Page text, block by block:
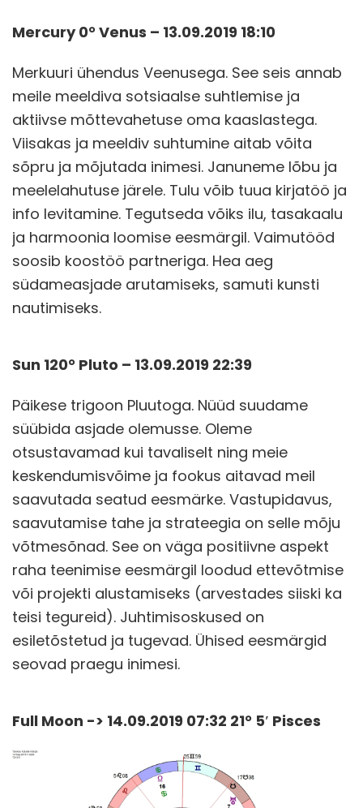
Mercury 0° Venus – 13.09.2019 18:10
Merkuuri ühendus Veenusega. See seis annab
meile meeldiva sotsiaalse suhtlemise ja
aktiivse mõttevahetuse oma kaaslastega.
Viisakas ja meeldiv suhtumine aitab võita
sõpru ja mõjutada inimesi. Januneme lõbu ja
meelelahutuse järele. Tulu võib tuua kirjatöö ja
info levitamine. Tegutseda võiks ilu, tasakaalu
ja harmoonia loomise eesmärgil. Vaimutööd
soosib koostöö partneriga. Hea aeg
südameasjade arutamiseks, samuti kunsti
nautimiseks.
Sun 120° Pluto – 13.09.2019 22:39
Päikese trigoon Pluutoga. Nüüd suudame
süübida asjade olemusse. Oleme
otsustavamad kui tavaliselt ning meie
keskendumisvõime ja fookus aitavad meil
saavutada seatud eesmärke. Vastupidavus,
saavutamise tahe ja strateegia on selle mõju
võtmesõnad. See on väga positiivne aspekt
raha teenimise eesmärgil loodud ettevõtmise
või projekti alustamiseks (arvestades siiski ka
teisi tegureid). Juhtimisoskused on
esiletõstetud ja tugevad. Ühised eesmärgid
seovad praegu inimesi.
Full Moon -> 14.09.2019 07:32 21° 5′ Pisces